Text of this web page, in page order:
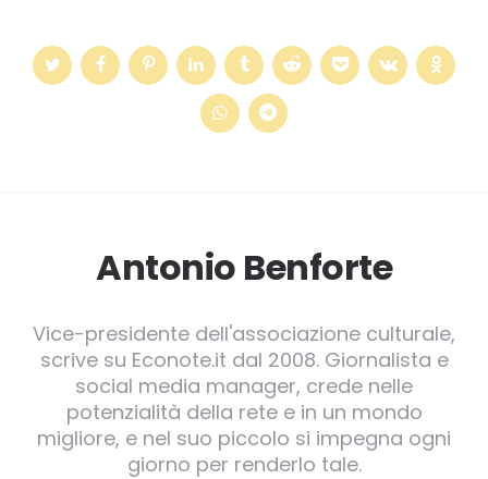
Antonio Benforte
Vice-presidente dell'associazione culturale,
scrive su Econote.it dal 2008. Giornalista e
social media manager, crede nelle
potenzialità della rete e in un mondo
migliore, e nel suo piccolo si impegna ogni
giorno per renderlo tale.